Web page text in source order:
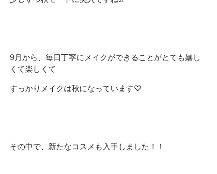
9月から、毎日丁寧にメイクができることがとても嬉し
くて楽しくて
すっかりメイクは秋になっています♡
その中で、新たなコスメも入手しました！！